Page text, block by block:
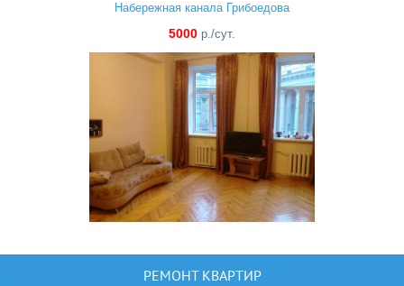
Набережная канала Грибоедова
5000 р./сут.
РЕМОНТ КВАРТИР